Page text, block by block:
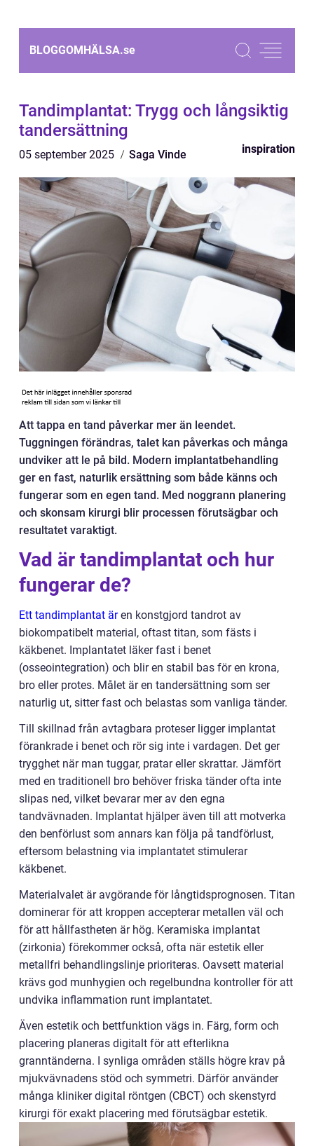
BLOGGOMHÄLSA.se
Tandimplantat: Trygg och långsiktig
tandersättning
05 september 2025 Saga Vinde inspiration
Att tappa en tand påverkar mer än leendet.
Tuggningen förändras, talet kan påverkas och många
undviker att le på bild. Modern implantatbehandling
ger en fast, naturlik ersättning som både känns och
fungerar som en egen tand. Med noggrann planering
och skonsam kirurgi blir processen förutsägbar och
resultatet varaktigt.
Vad är tandimplantat och hur
fungerar de?
Ett tandimplantat ären konstgjord tandrot av
biokompatibelt material, oftast titan, som fästs i
käkbenet. Implantatet läker fast i benet
(osseointegration) och blir en stabil bas för en krona,
bro eller protes. Målet är en tandersättning som ser
naturlig ut, sitter fast och belastas som vanliga tänder.
Till skillnad från avtagbara proteser ligger implantat
förankrade i benet och rör sig inte i vardagen. Det ger
trygghet när man tuggar, pratar eller skrattar. Jämfört
med en traditionell bro behöver friska tänder ofta inte
slipas ned, vilket bevarar mer av den egna
tandvävnaden. Implantat hjälper även till att motverka
den benförlust som annars kan följa på tandförlust,
eftersom belastning via implantatet stimulerar
käkbenet.
Materialvalet är avgörande för långtidsprognosen. Titan
dominerar för att kroppen accepterar metallen väl och
för att hållfastheten är hög. Keramiska implantat
(zirkonia) förekommer också, ofta när estetik eller
metallfri behandlingslinje prioriteras. Oavsett material
krävs god munhygien och regelbundna kontroller för att
undvika inflammation runt implantatet.
Även estetik och bettfunktion vägs in. Färg, form och
placering planeras digitalt för att efterlikna
granntänderna. I synliga områden ställs högre krav på
mjukvävnadens stöd och symmetri. Därför använder
många kliniker digital röntgen (CBCT) och skenstyrd
kirurgi för exakt placering med förutsägbar estetik.